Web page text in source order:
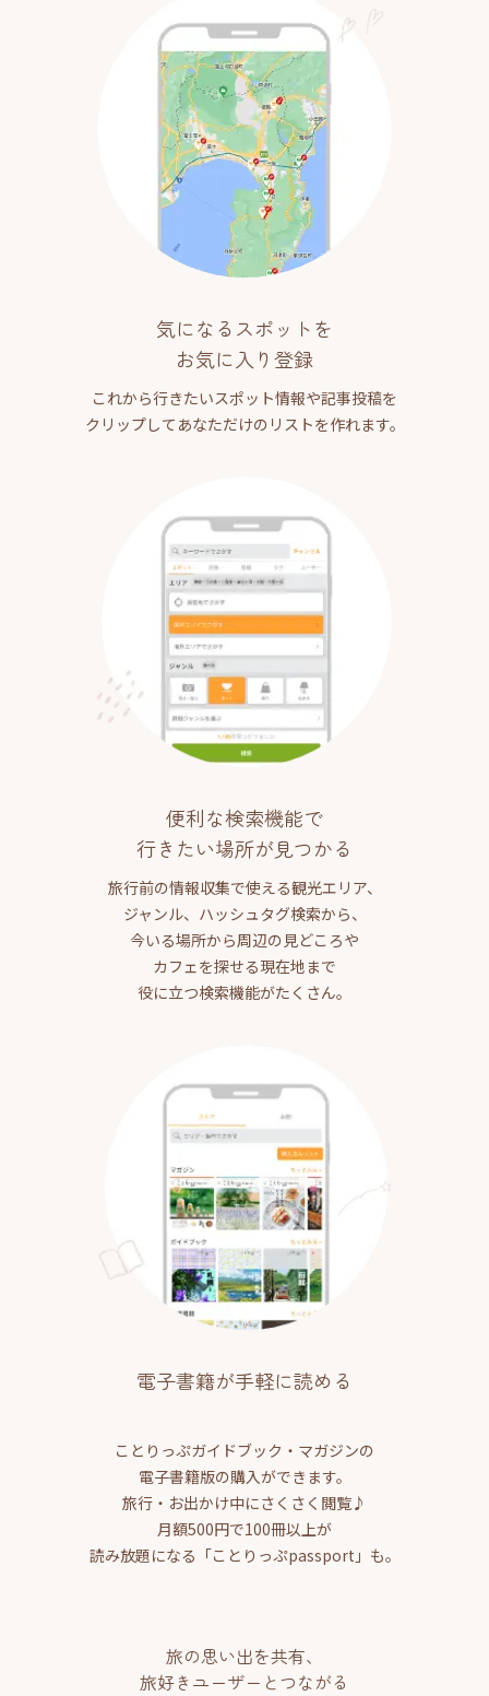
気になるスポットを
お気に入り登録
これから行きたいスポット情報や記事投稿を
クリップしてあなただけのリストを作れます。
便利な検索機能で
行きたい場所が見つかる
旅行前の情報収集で使える観光エリア、
ジャンル、ハッシュタグ検索から、
今いる場所から周辺の見どころや
カフェを探せる現在地まで
役に立つ検索機能がたくさん。
電子書籍が手軽に読める
ことりっぷガイドブック・マガジンの
電子書籍版の購入ができます。
旅行・お出かけ中にさくさく閲覧♪
月額500円で100冊以上が
読み放題になる「ことりっぷpassport」も。
旅の思い出を共有、
旅好きユーザーとつながる